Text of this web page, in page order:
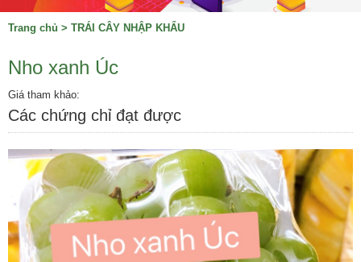
Trang chủ > TRÁI CÂY NHẬP KHẨU
Nho xanh Úc
Giá tham khảo:
Các chứng chỉ đạt được